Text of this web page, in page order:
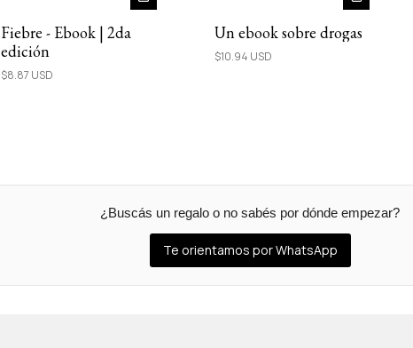
Fiebre - Ebook | 2da
edición
$8.87 USD
Un ebook sobre drogas
$10.94 USD
¿Buscás un regalo o no sabés por dónde empezar?
Te orientamos por WhatsApp